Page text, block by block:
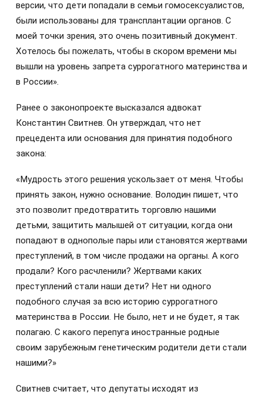
версии, что дети попадали в семьи гомосексуалистов,
были использованы для трансплантации органов. С
моей точки зрения, это очень позитивный документ.
Хотелось бы пожелать, чтобы в скором времени мы
вышли на уровень запрета суррогатного материнства и
в России».
Ранее о законопроекте высказался адвокат
Константин Свитнев. Он утверждал, что нет
прецедента или основания для принятия подобного
закона:
«Мудрость этого решения ускользает от меня. Чтобы
принять закон, нужно основание. Володин пишет, что
это позволит предотвратить торговлю нашими
детьми, защитить малышей от ситуации, когда они
попадают в однополые пары или становятся жертвами
преступлений, в том числе продажи на органы. А кого
продали? Кого расчленили? Жертвами каких
преступлений стали наши дети? Нет ни одного
подобного случая за всю историю суррогатного
материнства в России. Не было, нет и не будет, я так
полагаю. С какого перепуга иностранные родные
своим зарубежным генетическим родители дети стали
нашими?»
Свитнев считает, что депутаты исходят из